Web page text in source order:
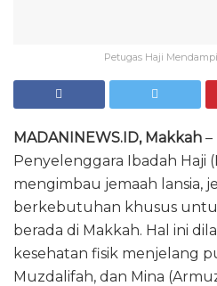
Petugas Haji
MADANINEWS.ID, Makkah –
Penyelenggara Ibadah Haji
mengimbau jemaah lansia,
berkebutuhan khusus
berada di Makkah. Hal ini
kesehatan fisik menjelang
Muzdalifah, dan Mina